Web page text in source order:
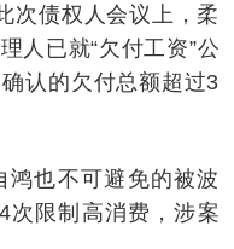
次债权人会议上，柔
人已就“欠付工资”公
认的欠付总额超过3
也不可避免的被波
次限制高消费，涉案